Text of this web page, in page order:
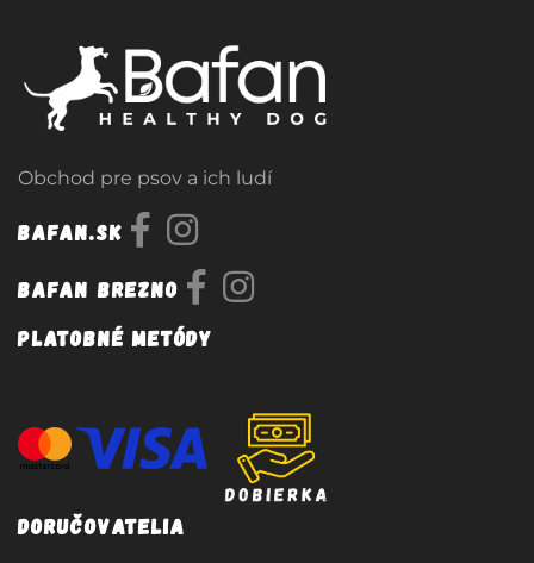
Obchod pre psov a ich ludí
Bafan.sk
Bafan Brezno
Platobné metódy
Doručovatelia